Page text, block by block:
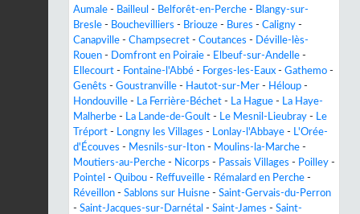
Aumale - Bailleul - Belforêt-en-Perche - Blangy-sur-
Bresle - Bouchevilliers - Briouze - Bures - Caligny -
Canapville - Champsecret - Coutances -
Déville-lès-
Rouen - Domfront en Poiraie - Elbeuf-sur-Andelle -
Ellecourt - Fontaine-l'Abbé - Forges-les-Eaux - Gathemo -
Genêts - Goustranville - Hautot-sur-Mer - Héloup -
Hondouville - La Ferrière-Béchet - La Hague - La Haye-
Malherbe - La Lande-de-Goult - Le Mesnil-Lieubray - Le
Tréport - Longny les Villages - Lonlay-l'Abbaye - L'Orée-
d'Écouves - Mesnils-sur-Iton - Moulins-la-Marche -
Moutiers-au-Perche - Nicorps - Passais Villages - Poilley -
Pointel - Quibou - Reffuveille - Rémalard en Perche -
Réveillon - Sablons sur Huisne - Saint-Gervais-du-Perron
- Saint-Jacques-sur-Darnétal - Saint-James - Saint-